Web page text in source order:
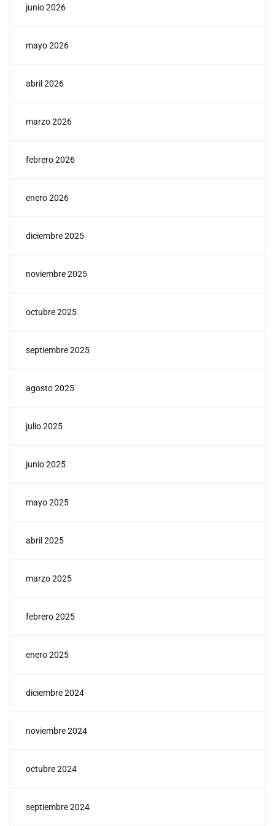
junio 2026
mayo 2026
abril 2026
marzo 2026
febrero 2026
enero 2026
diciembre 2025
noviembre 2025
octubre 2025
septiembre 2025
agosto 2025
julio 2025
junio 2025
mayo 2025
abril 2025
marzo 2025
febrero 2025
enero 2025
diciembre 2024
noviembre 2024
octubre 2024
septiembre 2024